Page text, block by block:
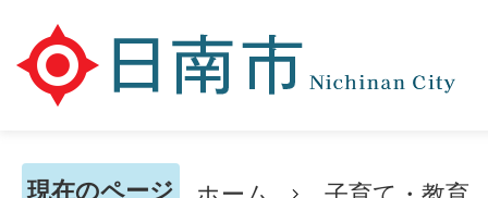
現在のページ